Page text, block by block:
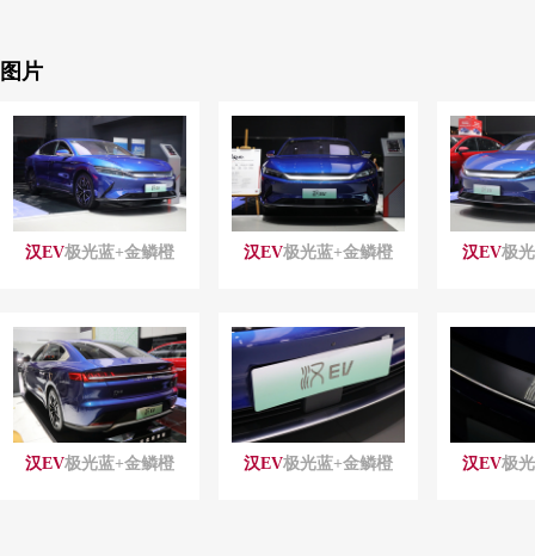
图片
汉EV极光蓝+金鳞橙 汉EV极光蓝+金鳞橙 汉EV极
汉EV极光蓝+金鳞橙 汉EV极光蓝+金鳞橙 汉EV极